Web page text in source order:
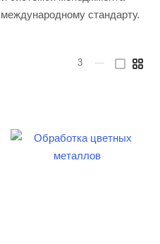
стандарту.
3 —